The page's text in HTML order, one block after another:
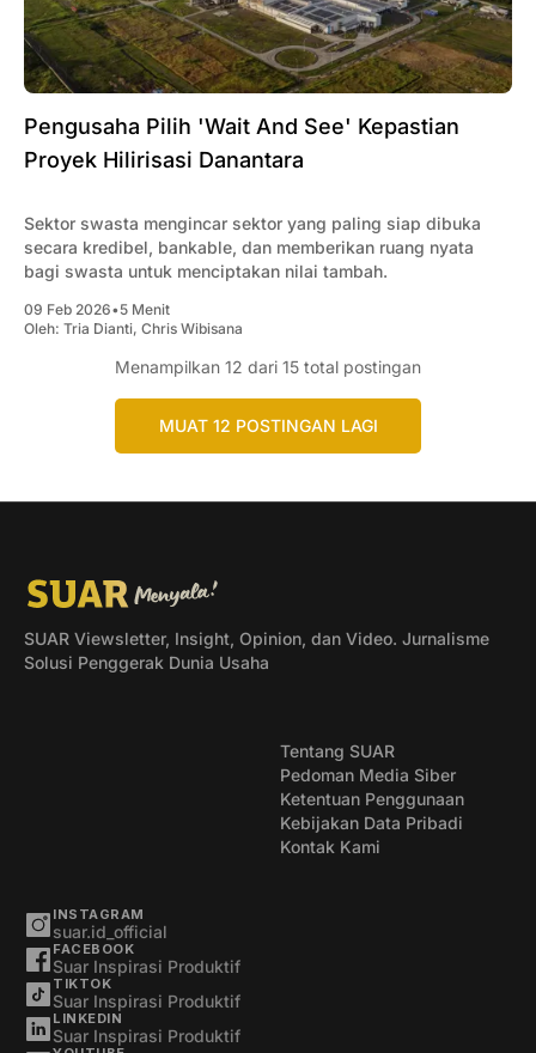
Pengusaha Pilih 'Wait And See' Kepastian
Proyek Hilirisasi Danantara
Sektor swasta mengincar sektor yang paling siap dibuka
secara kredibel, bankable, dan memberikan ruang nyata
bagi swasta untuk menciptakan nilai tambah.
09 Feb 2026•5 Menit
Oleh: Tria Dianti, Chris Wibisana
Menampilkan 12 dari 15 total postingan
MUAT 12 POSTINGAN LAGI
SUAR Viewsletter, Insight, Opinion, dan Video. Jurnalisme
Solusi Penggerak Dunia Usaha
Tentang SUAR
Pedoman Media Siber
Ketentuan Penggunaan
Kebijakan Data Pribadi
Kontak Kami
INSTAGRAM
suar.id_official
FACEBOOK
Suar Inspirasi Produktif
TIKTOK
Suar Inspirasi Produktif
LINKEDIN
Suar Inspirasi Produktif